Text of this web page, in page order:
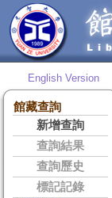
English Version
館藏查詢
新增查詢
查詢結果
查詢歷史
標記記錄